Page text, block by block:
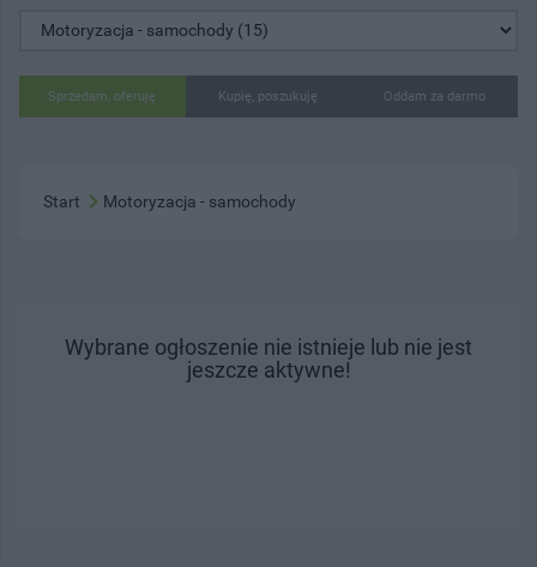
Sprzedam, oferuję Kupię, poszukuję Oddam za darmo
Start Motoryzacja - samochody
Wybrane ogłoszenie nie istnieje lub nie jest
jeszcze aktywne!